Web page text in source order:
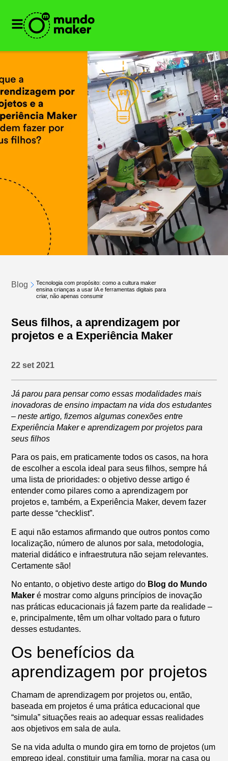
Blog
Tecnologia com propósito: como a cultura maker
ensina crianças a usar IA e ferramentas digitais para
criar, não apenas consumir
Seus filhos, a aprendizagem por
projetos e a Experiência Maker
22 set 2021
Já parou para pensar como essas modalidades mais
inovadoras de ensino impactam na vida dos estudantes
– neste artigo, fizemos algumas conexões entre
Experiência Maker e aprendizagem por projetos para
seus filhos
Para os pais, em praticamente todos os casos, na hora
de escolher a escola ideal para seus filhos, sempre há
uma lista de prioridades: o objetivo desse artigo é
entender como pilares como a aprendizagem por
projetos e, também, a Experiência Maker, devem fazer
parte desse “checklist”.
E aqui não estamos afirmando que outros pontos como
localização, número de alunos por sala, metodologia,
material didático e infraestrutura não sejam relevantes.
Certamente são!
No entanto, o objetivo deste artigo do Blog do Mundo
Maker é mostrar como alguns princípios de inovação
nas práticas educacionais já fazem parte da realidade –
e, principalmente, têm um olhar voltado para o futuro
desses estudantes.
Os benefícios da
aprendizagem por projetos
Chamam de aprendizagem por projetos ou, então,
baseada em projetos é uma prática educacional que
“simula” situações reais ao adequar essas realidades
aos objetivos em sala de aula.
Se na vida adulta o mundo gira em torno de projetos (um
emprego ideal, constituir uma família, morar na casa ou